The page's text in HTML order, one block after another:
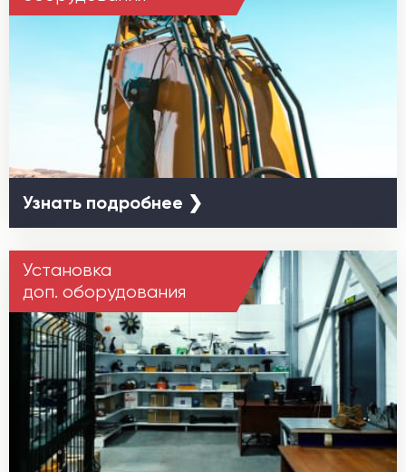
Узнать подробнее ❯
Установка
доп. оборудования